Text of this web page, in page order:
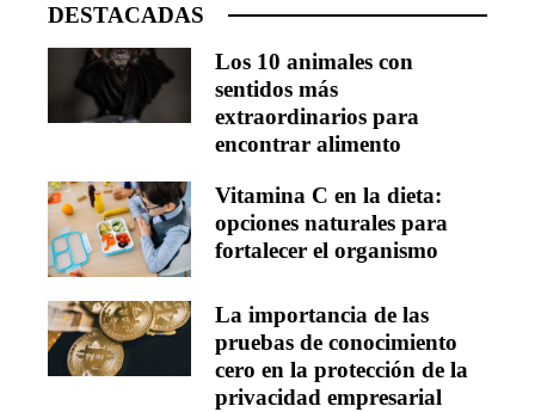
DESTACADAS
Los 10 animales con
sentidos más
extraordinarios para
encontrar alimento
Vitamina C en la dieta:
opciones naturales para
fortalecer el organismo
La importancia de las
pruebas de conocimiento
cero en la protección de la
privacidad empresarial